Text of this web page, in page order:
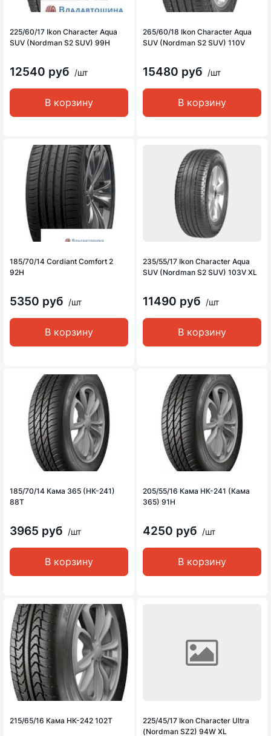
225/60/17 Ikon Character Aqua
SUV (Nordman S2 SUV) 99H
12540 руб /шт
В корзину
265/60/18 Ikon Character Aqua
SUV (Nordman S2 SUV) 110V
15480 руб /шт
В корзину
185/70/14 Cordiant Comfort 2
92H
5350 руб /шт
В корзину
235/55/17 Ikon Character Aqua
SUV (Nordman S2 SUV) 103V XL
11490 руб /шт
В корзину
185/70/14 Кама 365 (НК-241)
88T
3965 руб /шт
В корзину
205/55/16 Кама НК-241 (Кама
365) 91H
4250 руб /шт
В корзину
215/65/16 Кама НК-242 102Т
225/45/17 Ikon Character Ultra
(Nordman SZ2) 94W XL